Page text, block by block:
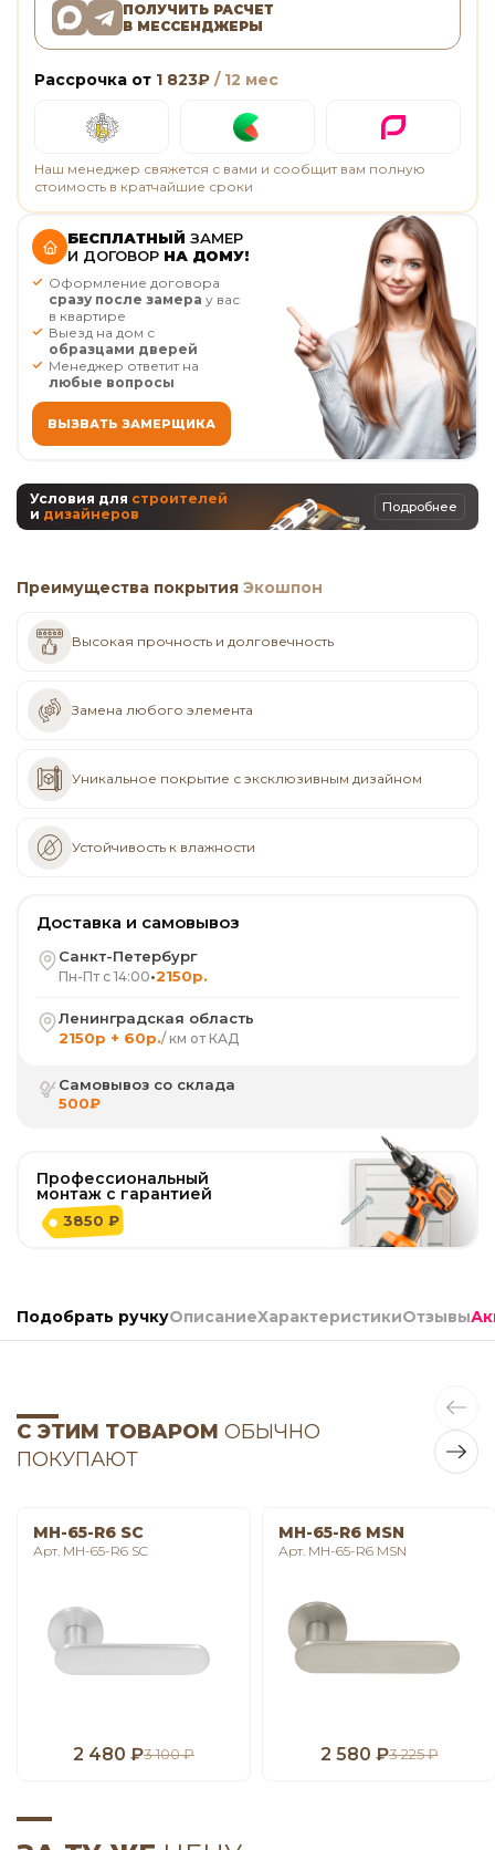
ПОЛУЧИТЬ РАСЧЕТ
В МЕССЕНДЖЕРЫ
Рассрочка от 1 823₽ / 12 мес
Наш менеджер свяжется с вами и сообщит вам полную
стоимость в кратчайшие сроки
БЕСПЛАТНЫЙ ЗАМЕР
И ДОГОВОР НА ДОМУ!
Оформление договора
сразу после замера у вас
в квартире
Выезд на дом с
образцами дверей
Менеджер ответит на
любые вопросы
ВЫЗВАТЬ ЗАМЕРЩИКА
Условия для строителей
и дизайнеров Подробнее
Преимущества покрытия Экошпон
Высокая прочность и долговечность
Замена любого элемента
Уникальное покрытие с эксклюзивным дизайном
Устойчивость к влажности
Доставка и самовывоз
Санкт-Петербург
Пн-Пт с 14:00•2150р.
Ленинградская область
2150р + 60р./ км от КАД
Самовывоз со склада
500₽
Профессиональный
монтаж с гарантией
3850 ₽
Подобрать ручкуОписаниеХарактеристикиОтзывы
С ЭТИМ ТОВАРОМ ОБЫЧНО
ПОКУПАЮТ
MH-65-R6 SC
Арт. MH-65-R6 SC
2 480 ₽3 100 ₽
MH-65-R6 MSN
Арт. MH-65-R6 MSN
2 580 ₽3 225 ₽